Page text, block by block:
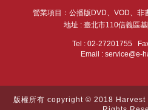
營業項目：公播版DVD、VOD、非
地址 : 臺北市110信義區
Tel : 02-27201755
Email : service@e-
版權所有 copyright © 2018